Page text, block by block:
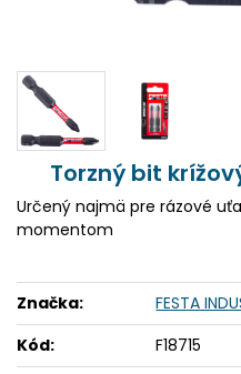
Torzný bit
Určený najmä pre rázové
momentom
Značka:
FESTA
Kód:
F18715